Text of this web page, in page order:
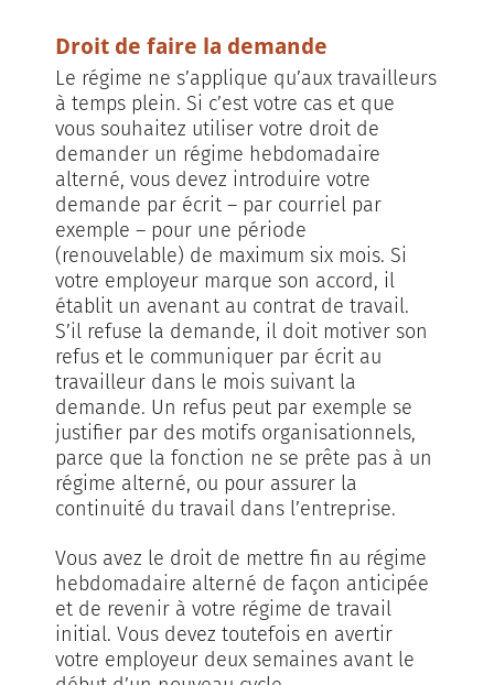
Droit de faire la demande
Le régime ne s’applique qu’aux travailleurs
à temps plein. Si c’est votre cas et que
vous souhaitez utiliser votre droit de
demander un régime hebdomadaire
alterné, vous devez introduire votre
demande par écrit – par courriel par
exemple – pour une période
(renouvelable) de maximum six mois. Si
votre employeur marque son accord, il
établit un avenant au contrat de travail.
S’il refuse la demande, il doit motiver son
refus et le communiquer par écrit au
travailleur dans le mois suivant la
demande. Un refus peut par exemple se
justifier par des motifs organisationnels,
parce que la fonction ne se prête pas à un
régime alterné, ou pour assurer la
continuité du travail dans l’entreprise.
Vous avez le droit de mettre fin au régime
hebdomadaire alterné de façon anticipée
et de revenir à votre régime de travail
initial. Vous devez toutefois en avertir
votre employeur deux semaines avant le